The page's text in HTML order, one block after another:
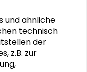
und ähnliche
technisch
der
z.B. zur